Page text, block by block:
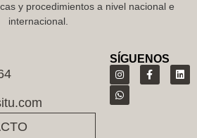
y procedimientos a nivel nacional e
internacional.
SÍGUENOS